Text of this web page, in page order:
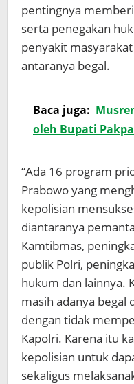
pentingnya
serta penegakan
penyakit
antaranya begal.
Baca juga:
oleh Bupati
“Ada 16 program
Prabowo yang
kepolisian
diantaranya
Kamtibmas,
publik Polri,
hukum dan lainnya.
masih adanya begal
dengan tidak
Kapolri. Karena itu
kepolisian untuk
sekaligus